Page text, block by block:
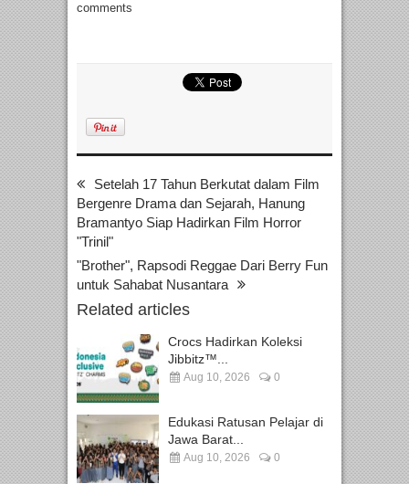
comments
Setelah 17 Tahun Berkutat dalam Film
Bergenre Drama dan Sejarah, Hanung
Bramantyo Siap Hadirkan Film Horror
"Trinil"
"Brother", Rapsodi Reggae Dari Berry Fun
untuk Sahabat Nusantara
Related articles
Crocs Hadirkan Koleksi
Jibbitz™...
Aug 10, 2026 0
Edukasi Ratusan Pelajar di
Jawa Barat...
Aug 10, 2026 0